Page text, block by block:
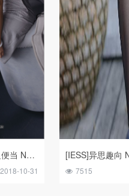
[IESS异思趣向]2018.01.02 丝足便当 No.186《非诚勿扰》小捷
2018-10-31
[IESS]异思趣向
7515